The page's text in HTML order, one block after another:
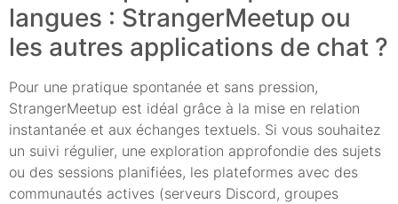
langues : StrangerMeetup ou
les autres applications de chat ?
Pour une pratique spontanée et sans pression,
StrangerMeetup est idéal grâce à la mise en relation
instantanée et aux échanges textuels. Si vous souhaitez
un suivi régulier, une exploration approfondie des sujets
ou des sessions planifiées, les plateformes avec des
communautés actives (serveurs Discord, groupes